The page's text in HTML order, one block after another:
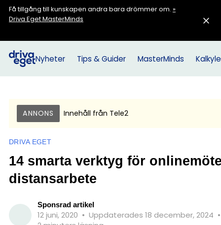
Få tillgång till kunskapen andra bara drömmer om. »
Driva Eget MasterMinds
Nyheter Tips & Guider MasterMinds
ANNONS Innehåll från Tele2
DRIVA EGET
14 smarta verktyg för
distansarbete
Sponsrad artikel
12 juni, 2020 • Uppdaterades 18 december, 2024 •